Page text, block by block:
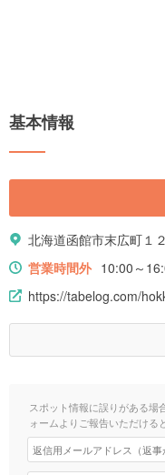
基本情報
北海道函館市末広町１
営業時間外 10:00～
https://tabelog.com/
スポット情報に誤りがある場
ォームよりご報告いただける